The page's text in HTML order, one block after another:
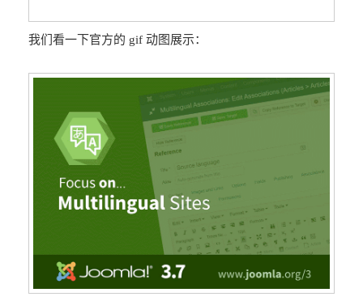
我们看一下官方的 gif 动图展示：